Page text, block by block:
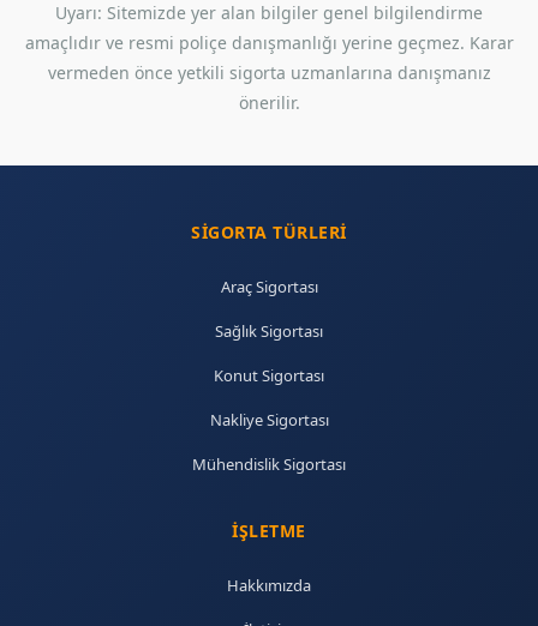
Uyarı: Sitemizde yer alan bilgiler genel bilgilendirme
amaçlıdır ve resmi poliçe danışmanlığı yerine geçmez. Karar
vermeden önce yetkili sigorta uzmanlarına danışmanız
önerilir.
SIGORTA TÜRLERI
Araç Sigortası
Sağlık Sigortası
Konut Sigortası
Nakliye Sigortası
Mühendislik Sigortası
İŞLETME
Hakkımızda